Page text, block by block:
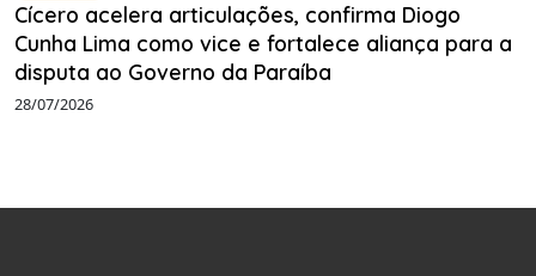
Cícero acelera articulações, confirma Diogo
Cunha Lima como vice e fortalece aliança para a
disputa ao Governo da Paraíba
28/07/2026